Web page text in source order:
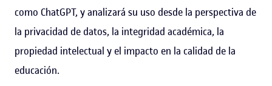
como ChatGPT, y analizará su uso desde la perspectiva de
la privacidad de datos, la integridad académica, la
propiedad intelectual y el impacto en la calidad de la
educación.